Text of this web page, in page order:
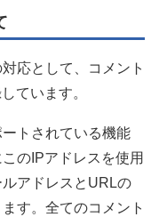
応として、コメント
ています。
トされている機能
のIPアドレスを使用
アドレスとURLの
す。全てのコメント